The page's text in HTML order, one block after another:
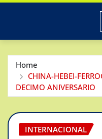
Home
CHINA-HEBEI-
DECIMO ANIVERSARIO
INTERNACIONAL